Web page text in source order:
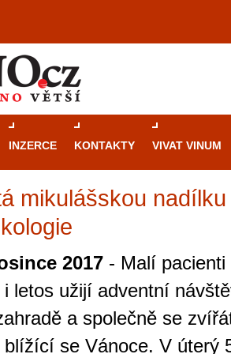
INZERCE KONTAKTY VIVAT VINUM
mikulášskou
2017 - Malí
i letos užijí adventní
a společně se
blížící se Vánoce. V úterý
Průvodce
Brno je
zajímavé
restaurace,
také místem, kde si